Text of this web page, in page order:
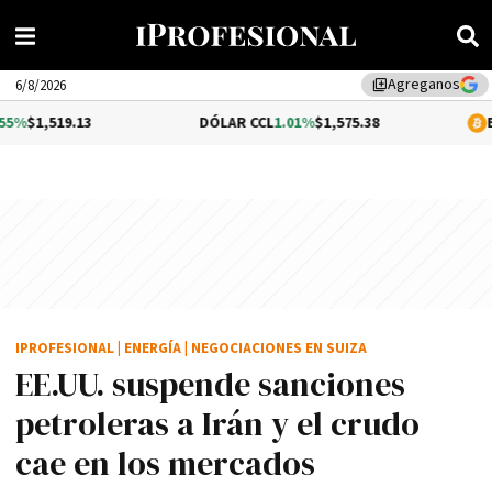
library_addAgreganos
6/8/2026
DÓLAR CCL1.01%$1,575.38 BITCOIN
EE.UU. suspende sanciones
petroleras a Irán y el crudo
cae en los mercados
IPROFESIONAL ENERGÍA NEGOCIACIONES EN SUIZA